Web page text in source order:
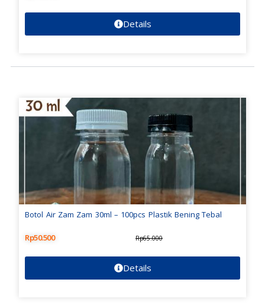
Details
Botol Air Zam Zam 30ml – 100pcs Plastik Bening Tebal
Rp50.500 Rp65.000
Details